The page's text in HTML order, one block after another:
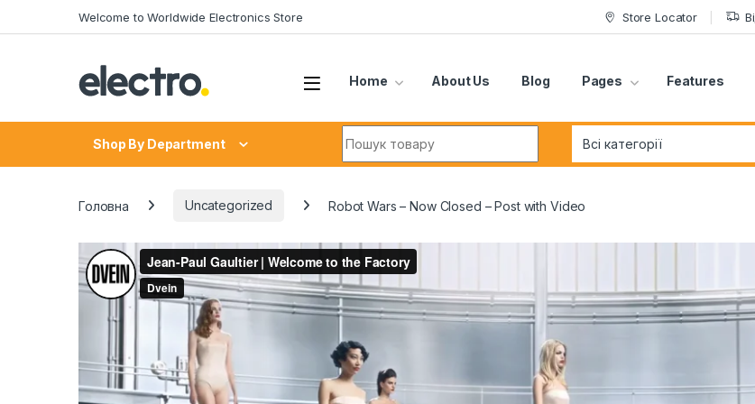
Welcome to Worldwide Electronics Store Store Locator
Home About Us Blog Pages Features
Shop By Department
Головна Uncategorized Robot Wars – Now Closed – Post with Video